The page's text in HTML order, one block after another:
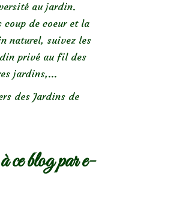
au jardin.
coup de coeur et la
naturel, suivez les
privé au fil des
jardins,...
des Jardins de
ce blog par e-